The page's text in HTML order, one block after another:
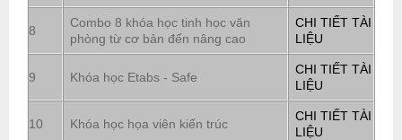
8
Combo 8 khóa học tinh học văn
phòng từ cơ bản đến nâng cao
CHI TIẾT TÀI
LIỆU
9 Khóa học Etabs - Safe
CHI TIẾT TÀI
LIỆU
10 Khóa học họa viên kiến trúc
CHI TIẾT TÀI
LIỆU